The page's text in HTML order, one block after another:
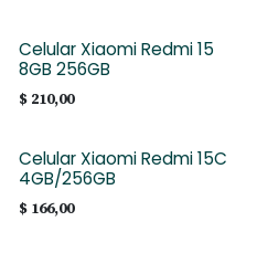
Celular Xiaomi Redmi 15
8GB 256GB
$ 210,00
Celular Xiaomi Redmi 15C
4GB/256GB
$ 166,00